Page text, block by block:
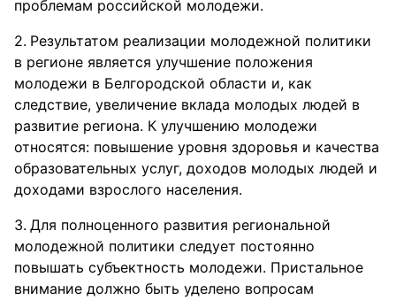
проблемам российской молодежи.
Результатом реализации молодежной политики
в регионе является улучшение положения
молодежи в Белгородской области и, как
следствие, увеличение вклада молодых людей в
развитие региона. К улучшению молодежи
относятся: повышение уровня здоровья и качества
образовательных услуг, доходов молодых людей и
доходами взрослого населения.
Для полноценного развития региональной
молодежной политики следует постоянно
повышать субъектность молодежи. Пристальное
внимание должно быть уделено вопросам